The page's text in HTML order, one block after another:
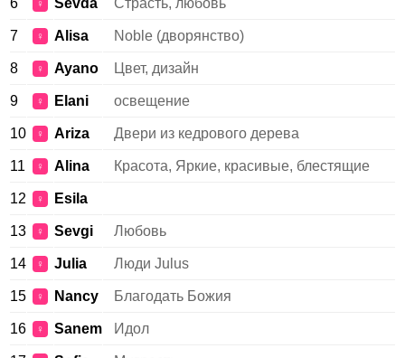
6 ♀ Sevda Страсть, любовь
7 ♀ Alisa Noble (дворянство)
8 ♀ Ayano Цвет, дизайн
9 ♀ Elani освещение
10 ♀ Ariza Двери из кедрового дерева
11 ♀ Alina Красота, Яркие, красивые, блестящие
12 ♀ Esila
13 ♀ Sevgi Любовь
14 ♀ Julia Люди Julus
15 ♀ Nancy Благодать Божия
16 ♀ Sanem Идол